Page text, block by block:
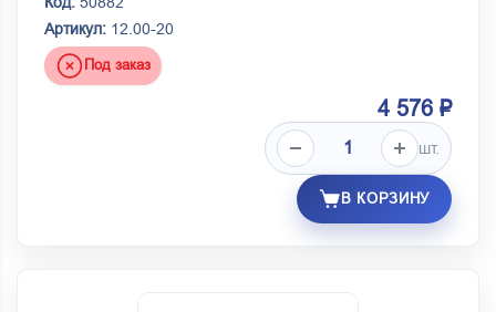
Артикул: 12.00-20
Под заказ
4 576 ₽
шт.
В КОРЗИНУ